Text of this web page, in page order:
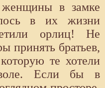
в замке
в их жизни
орлиц! Не
принять братьев,
те хотели
Если бы в